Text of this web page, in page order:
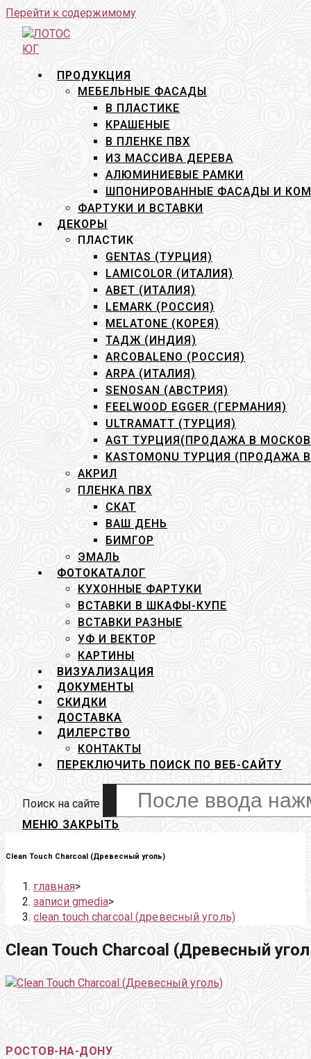
Перейти к содержимому
ПРОДУКЦИЯ
МЕБЕЛЬНЫЕ ФАСАДЫ
В ПЛАСТИКЕ
КРАШЕНЫЕ
В ПЛЕНКЕ ПВХ
ИЗ МАССИВА ДЕРЕВА
АЛЮМИНИЕВЫЕ РАМКИ
ШПОНИРОВАННЫЕ ФАСАДЫ И
ФАРТУКИ И ВСТАВКИ
ДЕКОРЫ
ПЛАСТИК
GENTAS (ТУРЦИЯ)
LAMICOLOR (ИТАЛИЯ)
ABET (ИТАЛИЯ)
LEMARK (РОССИЯ)
MELATONE (КОРЕЯ)
ТАДЖ (ИНДИЯ)
ARCOBALENO (РОССИЯ)
ARPA (ИТАЛИЯ)
SENOSAN (АВСТРИЯ)
FEELWOOD EGGER (ГЕРМАНИЯ)
ULTRAMATT (ТУРЦИЯ)
AGT ТУРЦИЯ(ПРОДАЖА В
KASTOMONU ТУРЦИЯ
АКРИЛ
ПЛЕНКА ПВХ
СКАТ
ВАШ ДЕНЬ
БИМГОР
ЭМАЛЬ
ФОТОКАТАЛОГ
КУХОННЫЕ ФАРТУКИ
ВСТАВКИ В ШКАФЫ-КУПЕ
ВСТАВКИ РАЗНЫЕ
УФ И ВЕКТОР
КАРТИНЫ
ВИЗУАЛИЗАЦИЯ
ДОКУМЕНТЫ
СКИДКИ
ДОСТАВКА
ДИЛЕРСТВО
КОНТАКТЫ
ПЕРЕКЛЮЧИТЬ ПОИСК ПО ВЕБ-САЙТУ
Поиск на сайте
МЕНЮ ЗАКРЫТЬ
Clean Touch Charcoal (Древесный уголь)
главная>
записи gmedia>
clean touch charcoal (древесный уголь)
Clean Touch Charcoal (Древесный
РОСТОВ-НА-ДОНУ